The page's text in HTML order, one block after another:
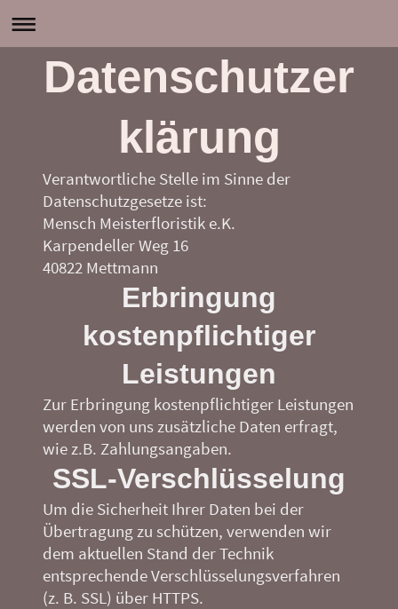
Datenschutzer
klärung
Verantwortliche Stelle im Sinne der
Datenschutzgesetze ist:
Mensch Meisterfloristik e.K.
Karpendeller Weg 16
40822 Mettmann
Erbringung
kostenpflichtiger
Leistungen
Zur Erbringung kostenpflichtiger Leistungen
werden von uns zusätzliche Daten erfragt,
wie z.B. Zahlungsangaben.
SSL-Verschlüsselung
Um die Sicherheit Ihrer Daten bei der
Übertragung zu schützen, verwenden wir
dem aktuellen Stand der Technik
entsprechende Verschlüsselungsverfahren
(z. B. SSL) über HTTPS.